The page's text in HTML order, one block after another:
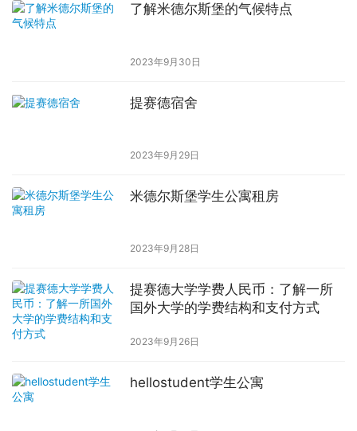
了解米德尔斯堡的气候特点
2023年9月30日
提赛德宿舍
2023年9月29日
米德尔斯堡学生公寓租房
2023年9月28日
提赛德大学学费人民币：了解一所
国外大学的学费结构和支付方式
2023年9月26日
hellostudent学生公寓